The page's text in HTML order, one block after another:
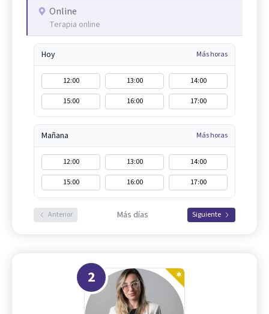
Online
Terapia online
Hoy Más horas
12:00 13:00
14:00
15:00
16:00 17:00
Mañana Más horas
12:00 13:00
14:00
15:00
16:00 17:00
Anterior Más días Siguiente
2